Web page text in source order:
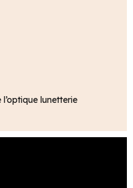
lunetterie